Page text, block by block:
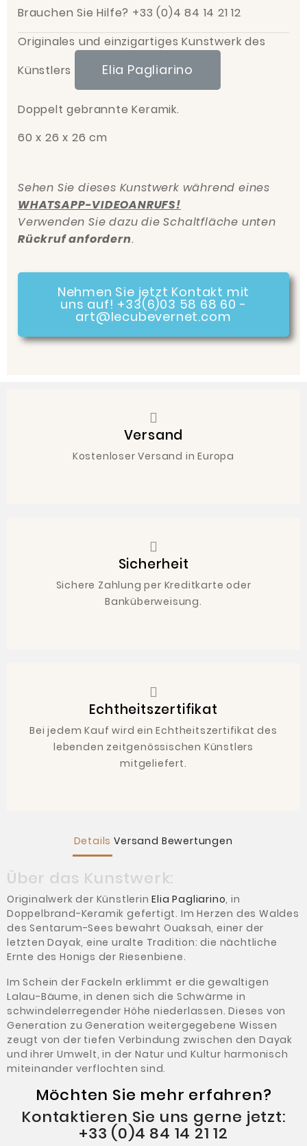
Brauchen Sie Hilfe? +33 (0)4 84 14 21 12
Originales und einzigartiges Kunstwerk des
Künstlers
Elia Pagliarino
Doppelt gebrannte Keramik.
60 x 26 x 26 cm
Sehen Sie dieses Kunstwerk während eines
WHATSAPP-VIDEOANRUFS!
Verwenden Sie dazu die Schaltfläche unten
Rückruf anfordern.
Nehmen Sie jetzt Kontakt mit
uns auf! +33(6)03 58 68 60 -
art@lecubevernet.com
Versand
Kostenloser Versand in Europa
Sicherheit
Sichere Zahlung per Kreditkarte oder
Banküberweisung.
Echtheitszertifikat
Bei jedem Kauf wird ein Echtheitszertifikat des
lebenden zeitgenössischen Künstlers
mitgeliefert.
Details Versand Bewertungen
Über das Kunstwerk:
Originalwerk der KünstlerinElia Pagliarino, in
Doppelbrand-Keramik gefertigt. Im Herzen des Waldes
des Sentarum-Sees bewahrt Ouaksah, einer der
letzten Dayak, eine uralte Tradition: die nächtliche
Ernte des Honigs der Riesenbiene.
Im Schein der Fackeln erklimmt er die gewaltigen
Lalau-Bäume, in denen sich die Schwärme in
schwindelerregender Höhe niederlassen. Dieses von
Generation zu Generation weitergegebene Wissen
zeugt von der tiefen Verbindung zwischen den Dayak
und ihrer Umwelt, in der Natur und Kultur harmonisch
miteinander verflochten sind.
Möchten Sie mehr erfahren?
Kontaktieren Sie uns gerne jetzt:
+33 (0)4 84 14 21 12